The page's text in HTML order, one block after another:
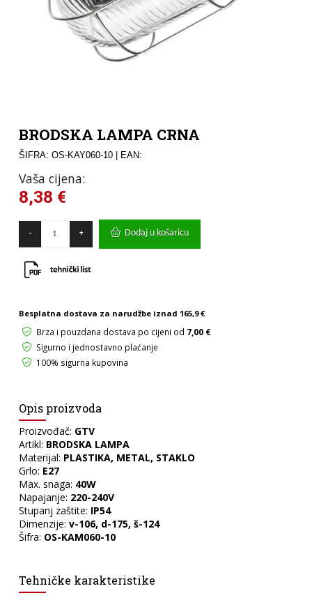
BRODSKA LAMPA CRNA
ŠIFRA: OS-KAY060-10| EAN:
Vaša cijena:
8,38 €
-
LAMPA
CRNA
+ Dodaj u košaricu
Besplatna dostava za narudžbe iznad 165,9 €
Brza i pouzdana dostava po cijeni od 7,00 €
Sigurno i jednostavno plaćanje
100% sigurna kupovina
Opis proizvoda
Proizvođač: GTV
Artikl: BRODSKA LAMPA
Materijal: PLASTIKA, METAL, STAKLO
Grlo: E27
Max. snaga: 40W
Napajanje: 220-240V
Stupanj zaštite: IP54
Dimenzije: v-106, d-175, š-124
Šifra: OS-KAM060-10
Tehničke karakteristike